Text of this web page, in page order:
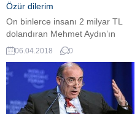
Özür dilerim
On binlerce insanı 2 milyar TL
dolandıran Mehmet Aydın’ın
Çiftlik Bank’ının yüzü olan
oyuncu Mehmet Çevik, CNN
Türk canlı yayınında konuştu.
Mehmet Çevik, "Siz benim
yerime oraya gitseniz, reklam
yüzüyüm ama 'Acaba finans
06.04.2018 0